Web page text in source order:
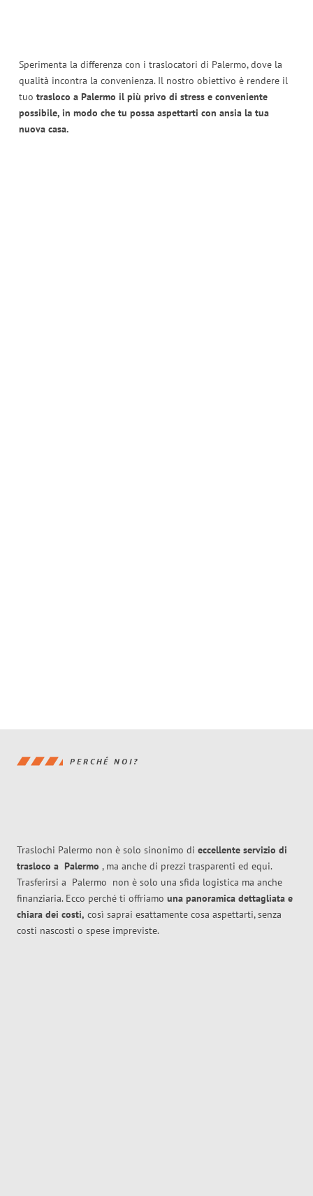
Sperimenta la differenza con i traslocatori di Palermo, dove la
qualità incontra la convenienza. Il nostro obiettivo è rendere il
tuo trasloco a Palermo il più privo di stress e conveniente
possibile, in modo che tu possa aspettarti con ansia la tua
nuova casa.
PERCHÉ NOI?
Traslochi Palermo non è solo sinonimo di eccellente servizio di
trasloco a Palermo , ma anche di prezzi trasparenti ed equi.
Trasferirsi a Palermo non è solo una sfida logistica ma anche
finanziaria. Ecco perché ti offriamo una panoramica dettagliata e
chiara dei costi, così saprai esattamente cosa aspettarti, senza
costi nascosti o spese impreviste.